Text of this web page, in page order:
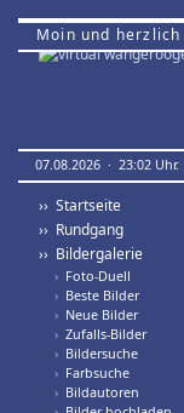
Moin und
07.08.2026 · 23:02 Uhr.
›› Startseite
›› Rundgang
›› Bildergalerie
› Foto-Duell
› Beste Bilder
› Neue Bilder
› Zufalls-Bilder
› Bildersuche
› Farbsuche
› Bildautoren